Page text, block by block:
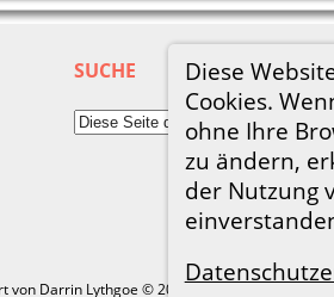
Diese
Cookies.
ohne Ihre
zu ändern,
der Nutzung
SUCHE
von Darrin Lythgoe © 2001-2026.